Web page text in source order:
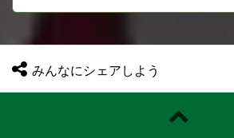
みんなにシェアしよう